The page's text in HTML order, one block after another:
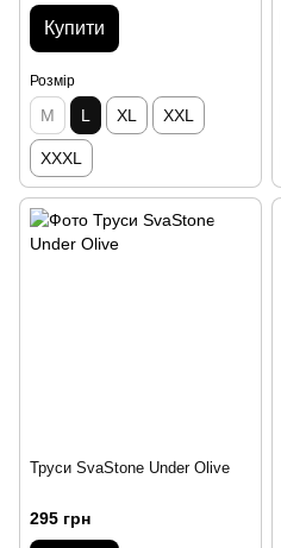
Купити
Розмір
M L XL XXL
XXXL
Труси SvaStone Under Olive
295 грн